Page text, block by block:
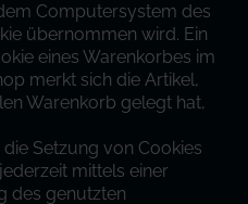
Computersystem des
übernommen wird. Ein
eines Warenkorbes im
merkt sich die Artikel,
Warenkorb gelegt hat,
Setzung von Cookies
mittels einer
des genutzten